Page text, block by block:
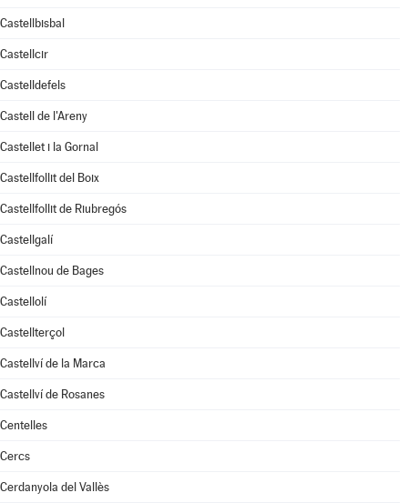
Castellbisbal
Castellcir
Castelldefels
Castell de l'Areny
Castellet i la Gornal
Castellfollit del Boix
Castellfollit de Riubregós
Castellgalí
Castellnou de Bages
Castellolí
Castellterçol
Castellví de la Marca
Castellví de Rosanes
Centelles
Cercs
Cerdanyola del Vallès